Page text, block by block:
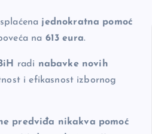
jednokratna pomoć
na 613 eura.
radi nabavke novih
i efikasnost izbornog
predviđa nikakva pomoć